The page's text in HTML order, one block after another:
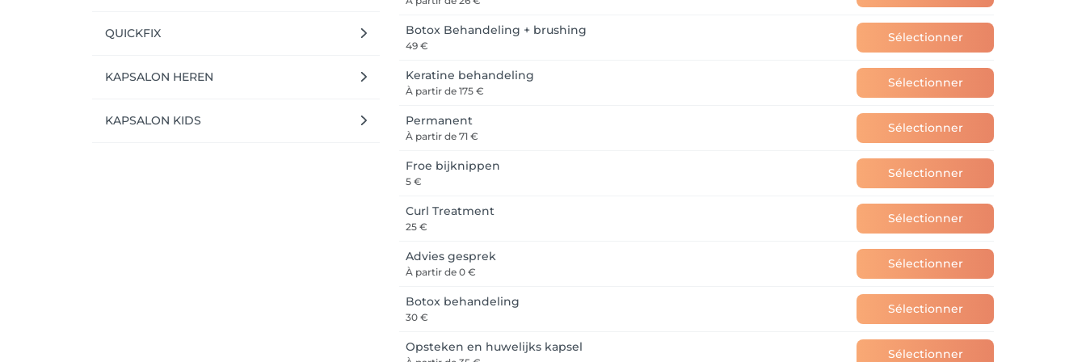
QUICKFIX
KAPSALON HEREN
KAPSALON KIDS
Botox Behandeling + brushing
49 €
Sélectionner
Keratine behandeling
À partir de 175 €
Sélectionner
Permanent
À partir de 71 €
Sélectionner
Froe bijknippen
5 €
Sélectionner
Curl Treatment
25 €
Sélectionner
Advies gesprek
À partir de 0 €
Sélectionner
Botox behandeling
30 €
Sélectionner
Opsteken en huwelijks kapsel Sélectionner